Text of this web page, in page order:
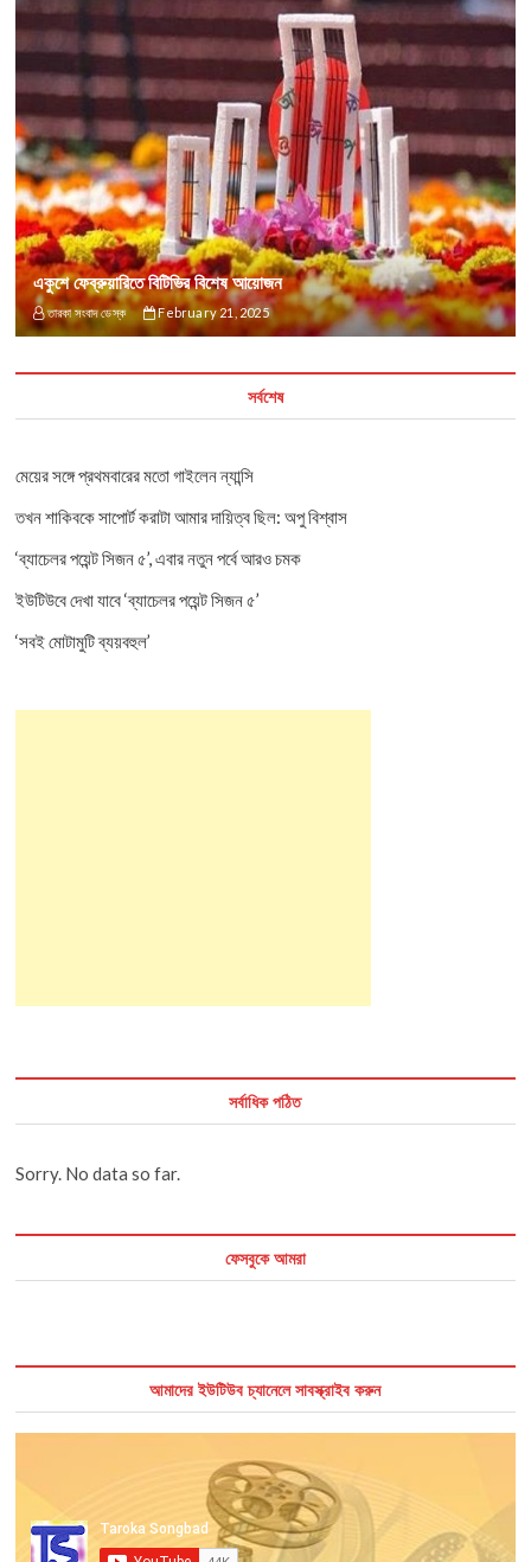
একুশে ফেব্রুয়ারিতে বিটিভির বিশেষ আয়োজন
তারকা সংবাদ ডেস্ক February 21, 2025
সর্বশেষ
মেয়ের সঙ্গে প্রথমবারের মতো গাইলেন ন্যান্সি
তখন শাকিবকে সাপোর্ট করাটা আমার দায়িত্ব ছিল: অপু বিশ্বাস
‘ব্যাচেলর পয়েন্ট সিজন ৫’, এবার নতুন পর্বে আরও চমক
ইউটিউবে দেখা যাবে ‘ব্যাচেলর পয়েন্ট সিজন ৫’
‘সবই মোটামুটি ব্যয়বহুল’
সর্বাধিক পঠিত
Sorry. No data so far.
ফেসবুকে আমরা
আমাদের ইউটিউব চ্যানেলে সাবস্ক্রাইব করুন